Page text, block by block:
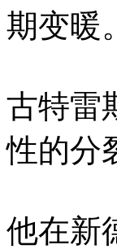
期变暖。
古特雷
性的分
他在新